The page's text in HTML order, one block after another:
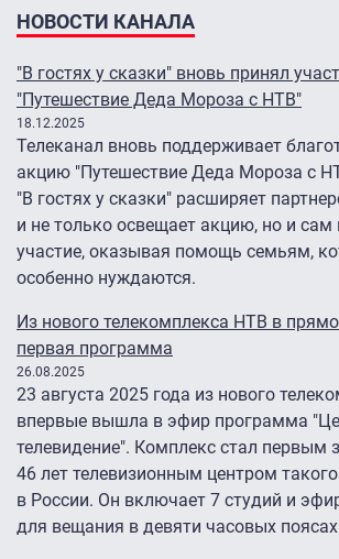
НОВОСТИ КАНАЛА
"В гостях у сказки" вновь принял
"Путешествие Деда Мороза с НТВ"
18.12.2025
Телеканал вновь поддерживает
акцию "Путешествие Деда Мороза с
"В гостях у сказки" расширяет
и не только освещает акцию, но и сам
участие, оказывая помощь семьям,
особенно нуждаются.
Из нового телекомплекса НТВ в
первая программа
26.08.2025
23 августа 2025 года из нового
впервые вышла в эфир программа
телевидение". Комплекс стал первым
46 лет телевизионным центром
в России. Он включает 7 студий и
для вещания в девяти часовых